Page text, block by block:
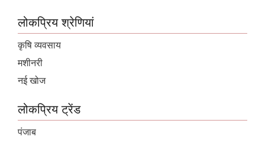
लोकप्रिय श्रेणियां
कृषि व्यवसाय
मशीनरी
नई खोज
लोकप्रिय ट्रेंड
पंजाब